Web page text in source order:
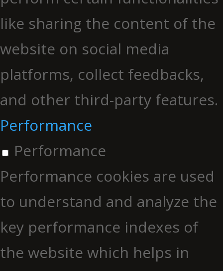
like sharing the content of the
website on social media
platforms, collect feedbacks,
and other third-party features.
Performance
Performance
Performance cookies are used
to understand and analyze the
key performance indexes of
the website which helps in